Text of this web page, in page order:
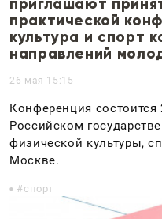
приглашают
практической
культура и спорт
направлений
26 мая 15:15
Конференция состоится
Российском
физической культуры,
Москве.
спорт